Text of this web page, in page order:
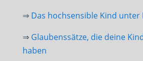
⇒ Das hochsensible Kind unter
⇒ Glaubenssätze, die deine
haben